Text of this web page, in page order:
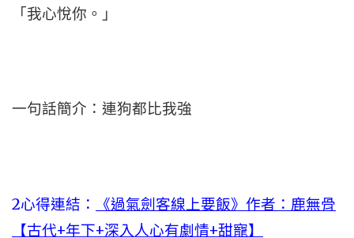
「我心悅你。」
一句話簡介：連狗都比我強
2心得連結：
《過氣劍客線上要飯》作者：鹿無骨
【古代+年下+深入人心有劇情+甜寵】